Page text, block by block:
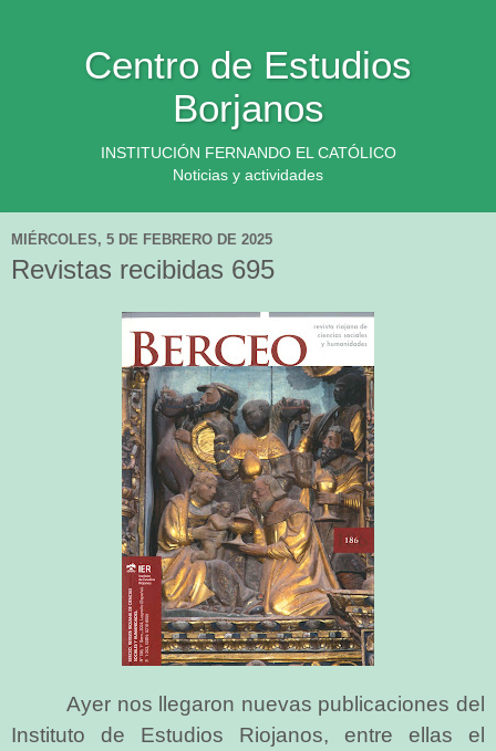
Centro de Estudios
Borjanos
INSTITUCIÓN FERNANDO EL CATÓLICO
Noticias y actividades
MIÉRCOLES, 5 DE FEBRERO DE 2025
Revistas recibidas 695
Ayer nos llegaron nuevas publicaciones del
Instituto de Estudios Riojanos, entre ellas el